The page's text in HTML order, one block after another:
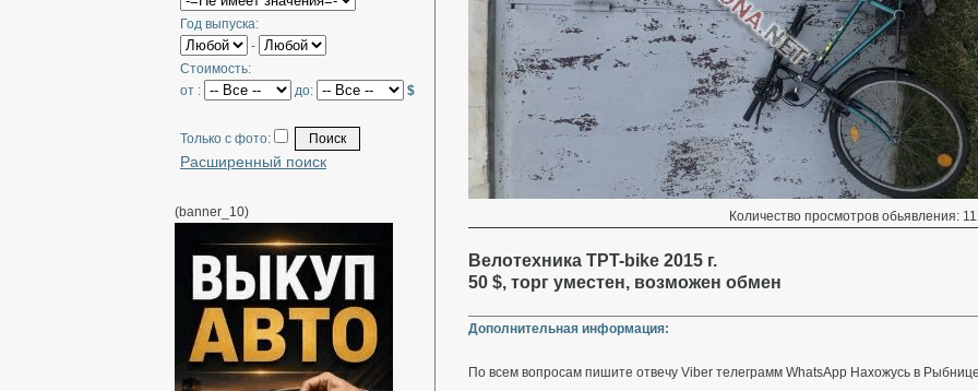
Год выпуска:
-
Стоимость:
от :
до: $
Только с фото:
Расширенный поиск
(banner_10) Количество просмотров обьявления:
Велотехника TPT-bike 2015 г.
50 $, торг уместен, возможен обмен
Дополнительная информация:
По всем вопросам пишите отвечу Viber телеграмм WhatsApp Нахожусь в